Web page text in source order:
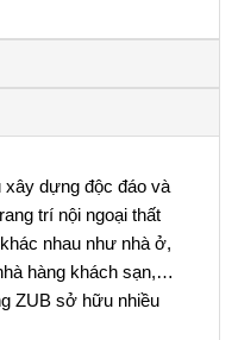
xây dựng độc đáo và
trí nội ngoại thất
nhau như nhà ở,
hàng khách sạn,…
ZUB sở hữu nhiều